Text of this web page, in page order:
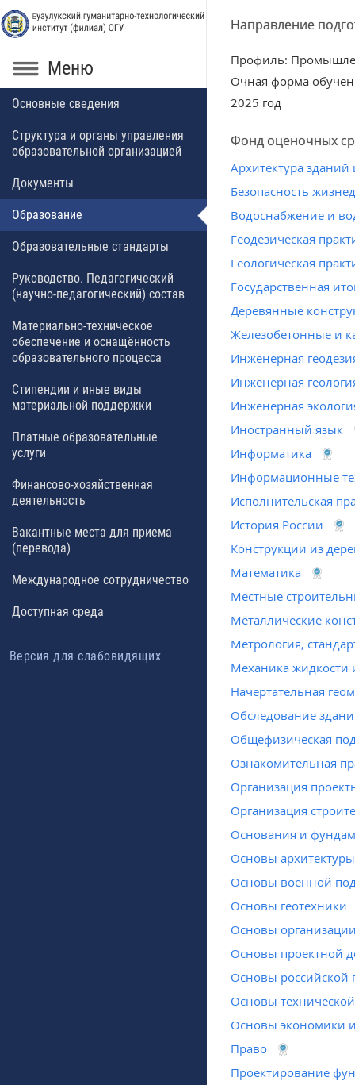
Направление
Профиль:
Очная форма
2025 год
Фонд оценочных
Архитектура
Безопасность
Водоснабжение и
Геодезическая
Геологическая
Государственная
Деревянные
Железобетонные и
Инженерная
Инженерная
Инженерная
Иностранный язык
Информатика
Информационные
Исполнительская
История России
Конструкции из
Математика
Местные
Металлические
Метрология,
Механика жидкости
Начертательная
Обследование
Общефизическая
Ознакомительная
Организация
Организация
Основания и
Основы
Основы военной
Основы геотехники
Основы
Основы проектной
Основы российской
Основы технической
Основы экономики
Право
Проектирование
Меню
Основные сведения
Структура и органы управления
образовательной организацией
Документы
Образование
Образовательные стандарты
Руководство. Педагогический
(научно-педагогический) состав
Материально-техническое
обеспечение и оснащённость
образовательного процесса
Стипендии и иные виды
материальной поддержки
Платные образовательные
услуги
Финансово-хозяйственная
деятельность
Вакантные места для приема
(перевода)
Международное сотрудничество
Доступная среда
Версия для слабовидящих